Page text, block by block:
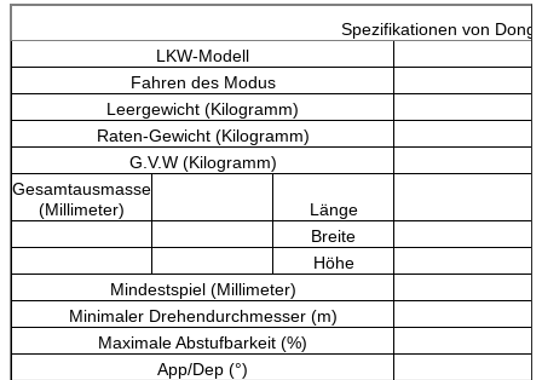
Spezifikationen von
LKW-Modell
Fahren des Modus
Leergewicht (Kilogramm)
Raten-Gewicht (Kilogramm)
G.V.W (Kilogramm)
Gesamtausmasse
(Millimeter)
Länge
Breite
Höhe
Mindestspiel (Millimeter)
Minimaler Drehendurchmesser (m)
Maximale Abstufbarkeit (%)
App/Dep (°)